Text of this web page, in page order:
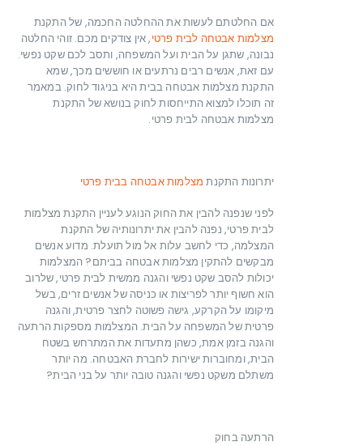
אם החלטתם לעשות את ההחלטה החכמה, של התקנת
מצלמות אבטחה לבית פרטי, אין צודקים מכם. זוהי החלטה
נבונה, שתגן על הבית ועל המשפחה, ותסב לכם שקט נפשי.
עם זאת, אנשים רבים נרתעים או חוששים מכך, שמא
התקנת מצלמות אבטחה בבית היא בניגוד לחוק. במאמר
זה תוכלו למצוא התייחסות לחוק בנושא של התקנת
מצלמות אבטחה לבית פרטי.
יתרונות התקנת מצלמות אבטחה בבית פרטי
לפני שנפנה להבין את החוק הנוגע לעניין התקנת מצלמות
לבית פרטי, נפנה להבין את יתרונותיה של התקנת
המצלמה, כדי לחשב עלות אל מול תועלת. מדוע אנשים
מבקשים להתקין מצלמות אבטחה בביתם? המצלמות
יכולות להסב שקט נפשי והגנה ממשית לבית פרטי, שלרוב
הוא חשוף יותר לפריצות או כניסה של אנשים זרים, בשל
מיקומו על הקרקע, גישה פשוטה לחצר פרטית, והגנה
פרטית של המשפחה על הבית. המצלמות מספקות הרתעה
והגנה בזמן אמת, כשהן מתעדות את המתרחש בשטח
הבית, ומחוברות ישירות לחברת האבטחה. מה יותר
משתלם משקט נפשי והגנה טובה יותר על בני הבית?
הרתעה בחוק